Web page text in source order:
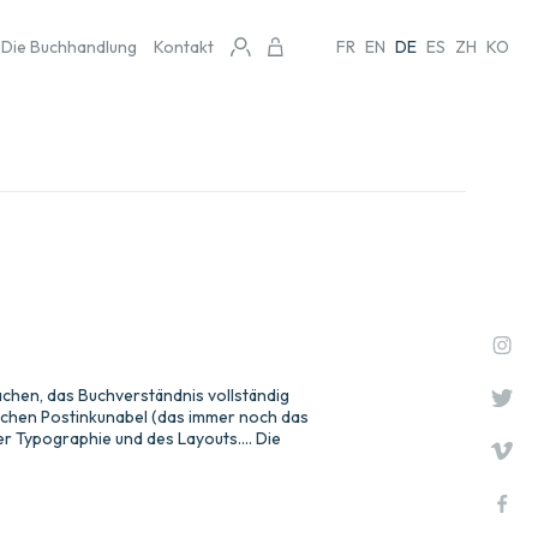
Die Buchhandlung Kontakt FR EN DE ES ZH KO
das Buchverständnis vollständig
Postinkunabel (das immer noch das
und des Layouts.... Die